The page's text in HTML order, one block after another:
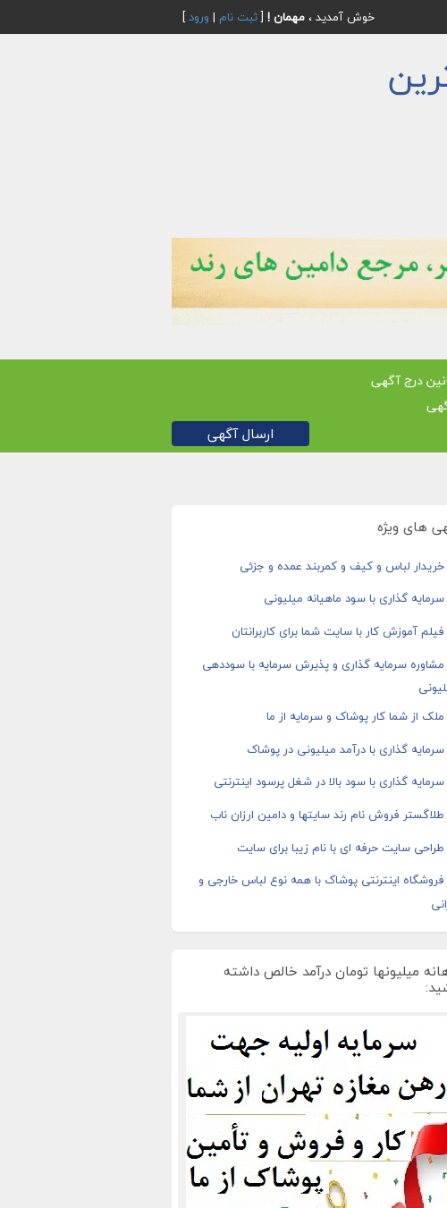
خوش آمدید ، مهمان ! [ثبت نام | ورود]
درج آگهی
ارسال آگهی
های ویژه
خریدار لباس و کیف و کمربند عمده و جزئی
سرمایه گذاری با سود ماهیانه میلیونی
فیلم آموزش کار با سایت شما برای کاربرانتان
مشاوره سرمایه گذاری و پذیرش سرمایه با سوددهی
ملک از شما کار پوشاک و سرمایه از ما
سرمایه گذاری با درآمد میلیونی در پوشاک
سرمایه گذاری با سود بالا در شغل پرسود اینترنتی
طلاگستر فروش نام رند سایتها و دامین ارزان ناب
طراحی سایت حرفه ای با نام زیبا برای سایت
فروشگاه اینترنتی پوشاک با همه نوع لباس خارجی و
میلیونها تومان درآمد خالص داشته